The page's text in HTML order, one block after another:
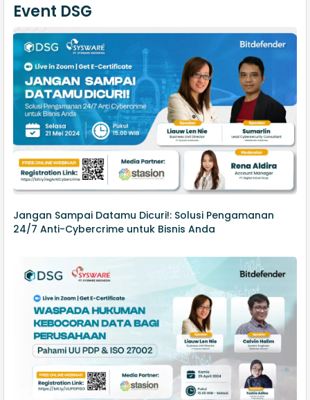
Event DSG
Jangan Sampai Datamu Dicuri!: Solusi Pengamanan
24/7 Anti-Cybercrime untuk Bisnis Anda